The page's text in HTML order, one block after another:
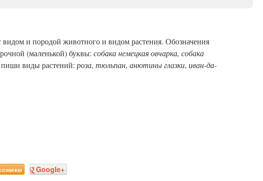
и породой животного и видом растения. Обозначения
(маленькой) буквы: собака немецкая овчарка, собака
виды растений: роза, тюльпан, анютины глазки, иван-да-
Google+